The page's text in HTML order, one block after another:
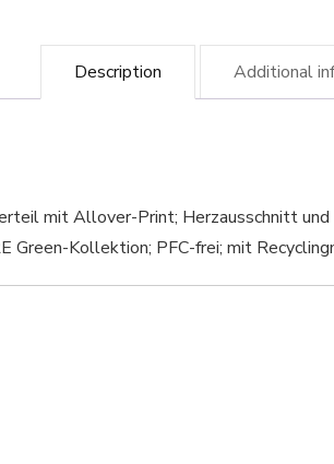
Description Additional
mit Allover-Print; Herzausschnitt
Green-Kollektion; PFC-frei; mit